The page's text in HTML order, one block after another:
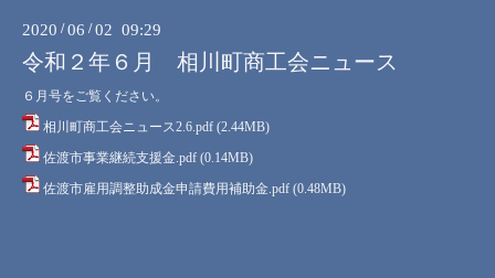
2020 /06 /02 09:29
令和２年６月 相川町商工会ニュース
６月号をご覧ください。
相川町商工会ニュース2.6.pdf (2.44MB)
佐渡市事業継続支援金.pdf (0.14MB)
佐渡市雇用調整助成金申請費用補助金.pdf (0.48MB)